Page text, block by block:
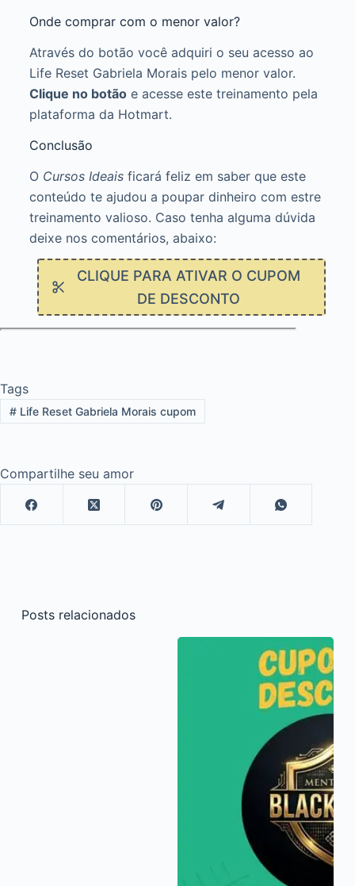
Onde comprar com o menor valor?
Através do botão você adquiri o seu acesso ao
Life Reset Gabriela Morais pelo menor valor.
Clique no botãoe acesse este treinamento pela
plataforma da Hotmart.
Conclusão
O Cursos Ideaisficará feliz em saber que este
conteúdo te ajudou a poupar dinheiro com estre
treinamento valioso. Caso tenha alguma dúvida
deixe nos comentários, abaixo:
CLIQUE PARA ATIVAR O CUPOM
DE DESCONTO
Tags
#Life Reset Gabriela Morais cupom
Compartilhe seu amor
Posts relacionados